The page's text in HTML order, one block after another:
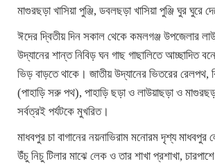
মাগুরছড়া খাসিয়া পুঞ্জি, ডবলছড়া খাসিয়া পুঞ্জি ঘুর ঘুরে
ঈদের দ্বিতীয় দিন সকাল থেকে কমলগঞ্জ উপজেলার
উদ্যানের শান্ত নিবিড় ঘন গাছ গাছালিতে আচ্ছাদিত
ভিড় বাড়তে থাকে। জাতীয় উদ্যানের ভিতরের রেলপথ,
(পাহাড়ি সরু পথ), পাহাড়ি ছড়া ও লাউয়াছড়া ও মাগুরছড়া
সর্বত্রই পর্যটকে মুখরিত।
মাধবপুর চা বাগানের নয়নাভিরাম মনোরম দৃশ্য মাধবপুর
উঁচু নিচু টিলার মাঝে লেক ও তার শাখা প্রশাখা,